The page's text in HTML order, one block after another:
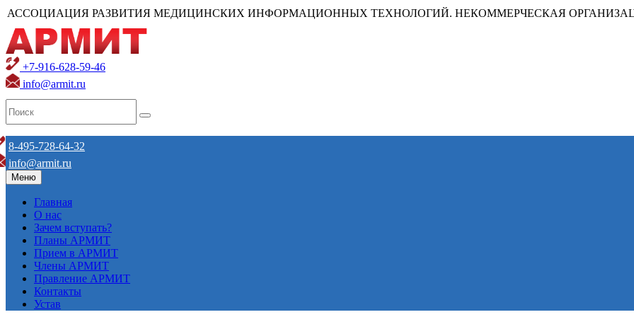
АССОЦИАЦИЯ РАЗВИТИЯ МЕДИЦИНСКИХ ИНФОРМАЦИОННЫХ ТЕХНОЛОГИЙ. НЕКОММЕРЧЕСКАЯ
+7-916-628-59-46
info@armit.ru
8-495-728-64-32
info@armit.ru
Меню
Главная
О нас
Зачем вступать?
Планы АРМИТ
Прием в АРМИТ
Члены АРМИТ
Правление АРМИТ
Контакты
Устав